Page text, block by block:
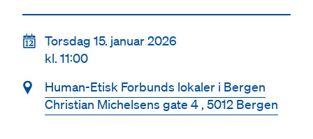
📆 Torsdag 15. januar 2026
kl. 11:00
📍
Human-Etisk Forbunds lokaler i Bergen
Christian Michelsens gate 4 , 5012 Bergen